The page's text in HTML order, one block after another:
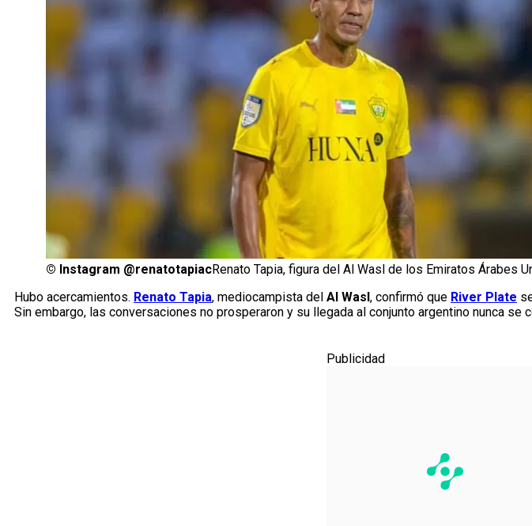
© Instagram @renatotapiacRenato Tapia, figura del Al Wasl de los Emiratos Árabes
Hubo acercamientos. Renato Tapia, mediocampista del Al Wasl , confirmó que River Plate
Sin embargo, las conversaciones no prosperaron y su llegada al conjunto argentino nunca se
Publicidad